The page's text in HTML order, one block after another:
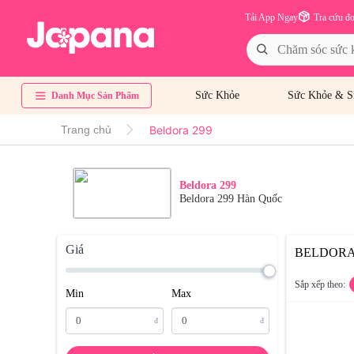
Tra cứu
Tải App Ngay
Danh Mục Sản Phẩm Sức Khỏe Sức Khỏe &
Trang chủ Beldora 299
Beldora 299
Beldora 299 Hàn Quốc
Giá
Min
đ
Max
đ
Sắp xếp theo: